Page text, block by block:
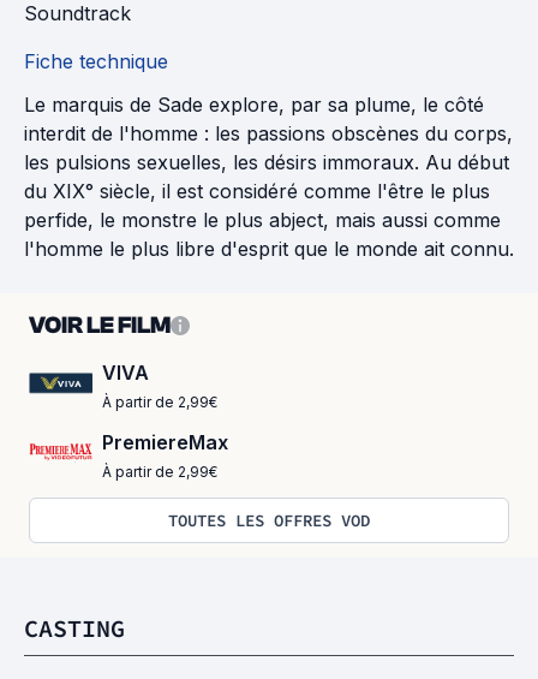
Soundtrack
Fiche technique
Le marquis de Sade explore, par sa plume, le côté
interdit de l'homme : les passions obscènes du corps,
les pulsions sexuelles, les désirs immoraux. Au début
du XIX° siècle, il est considéré comme l'être le plus
perfide, le monstre le plus abject, mais aussi comme
l'homme le plus libre d'esprit que le monde ait connu.
VOIR LE FILM
VIVA
À partir de 2,99€
PremiereMax
À partir de 2,99€
TOUTES LES OFFRES VOD
CASTING